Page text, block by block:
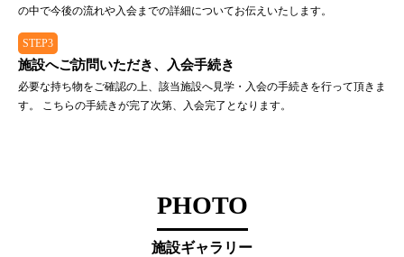
の中で今後の流れや入会までの詳細についてお伝えいたします。
STEP3
施設へご訪問いただき、入会手続き
必要な持ち物をご確認の上、該当施設へ見学・入会の手続きを行って頂きま
す。 こちらの手続きが完了次第、入会完了となります。
PHOTO
施設ギャラリー